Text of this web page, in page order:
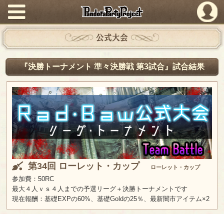
PandoraPartyProject
公式大会
『決勝トーナメント 準々決勝戦 第3試合』試合結果
第34回 ローレット・カップ ローレット・カップ
参加費：50RC
最大４人ｖｓ４人までの予選リーグ＋決勝トーナメントです
現在報酬：基礎EXPの60%、基礎Goldの25％、最新闇市アイテム×2